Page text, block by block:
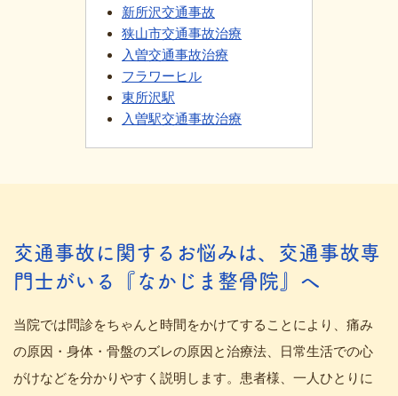
新所沢交通事故
狭山市交通事故治療
入曽交通事故治療
フラワーヒル
東所沢駅
入曽駅交通事故治療
交通事故に関するお悩みは、交通事故専
門士がいる『なかじま整骨院』へ
当院では問診をちゃんと時間をかけてすることにより、痛み
の原因・身体・骨盤のズレの原因と治療法、日常生活での心
がけなどを分かりやすく説明します。患者様、一人ひとりに